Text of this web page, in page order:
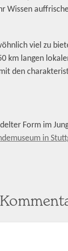
Wissen
viel zu
km langen
den
Form im
in